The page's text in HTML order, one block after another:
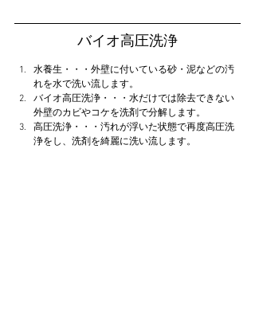
バイオ高圧洗浄
水養生・・・外壁に付いている砂・泥などの汚
れを水で洗い流します。
バイオ高圧洗浄・・・水だけでは除去できない
外壁のカビやコケを洗剤で分解します。
高圧洗浄・・・汚れが浮いた状態で再度高圧洗
浄をし、洗剤を綺麗に洗い流します。